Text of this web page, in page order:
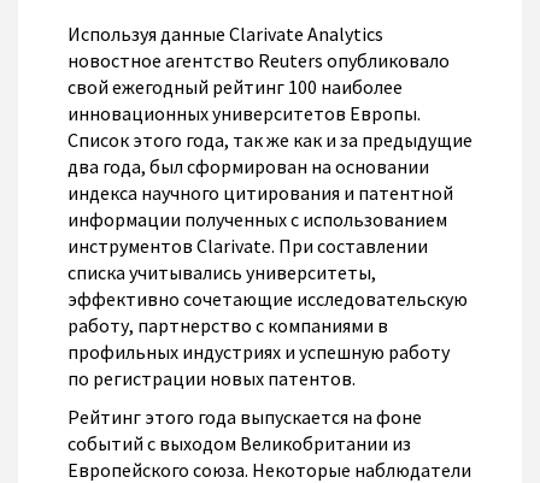
Используя данные Clarivate Analytics
новостное агентство Reuters опубликовало
свой ежегодный рейтинг 100 наиболее
инновационных университетов Европы.
Список этого года, так же как и за предыдущие
два года, был сформирован на основании
индекса научного цитирования и патентной
информации полученных с использованием
инструментов Clarivate. При составлении
списка учитывались университеты,
эффективно сочетающие исследовательскую
работу, партнерство с компаниями в
профильных индустриях и успешную работу
по регистрации новых патентов.
Рейтинг этого года выпускается на фоне
событий с выходом Великобритании из
Европейского союза. Некоторые наблюдатели